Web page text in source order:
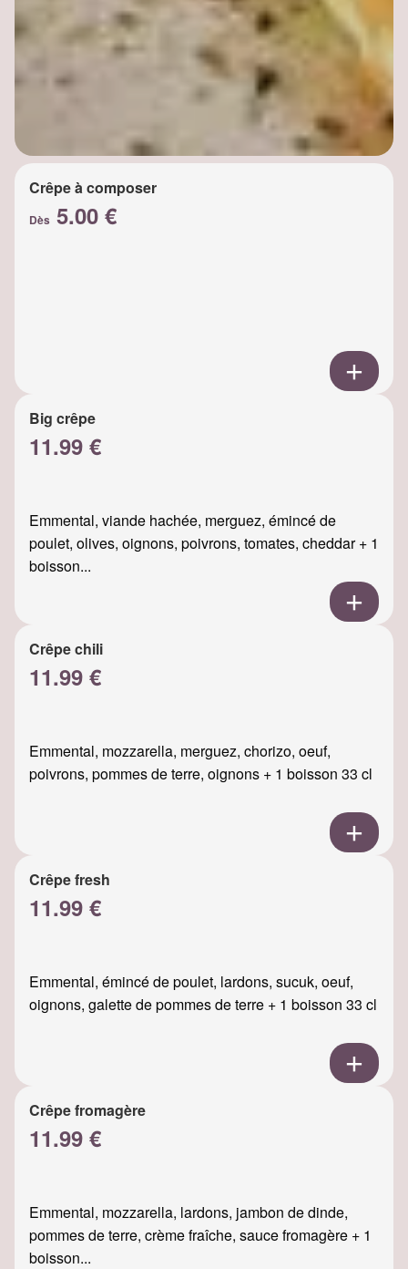
Crêpe à composer
Dès 5.00 €
Big crêpe
11.99 €
Emmental, viande hachée, merguez, émincé de
poulet, olives, oignons, poivrons, tomates, cheddar + 1
boisson...
Crêpe chili
11.99 €
Emmental, mozzarella, merguez, chorizo, oeuf,
poivrons, pommes de terre, oignons + 1 boisson 33 cl
Crêpe fresh
11.99 €
Emmental, émincé de poulet, lardons, sucuk, oeuf,
oignons, galette de pommes de terre + 1 boisson 33 cl
Crêpe fromagère
11.99 €
Emmental, mozzarella, lardons, jambon de dinde,
pommes de terre, crème fraîche, sauce fromagère + 1
boisson...